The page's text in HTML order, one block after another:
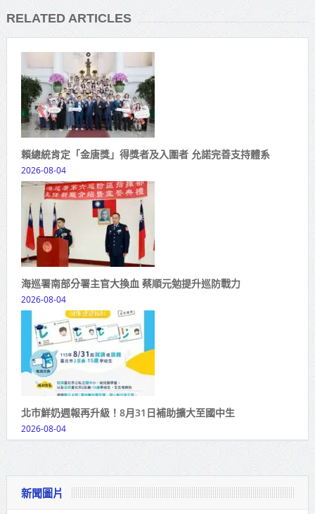
RELATED ARTICLES
賴總統肯定「金唐獎」得獎者及入圍者 允諾完善支持體系
2026-08-04
海巡署南部分署主官大換血 蔡順元勉提升巡防戰力
2026-08-04
北市鮮奶週報再升級！8月31日補助擴大至國中生
2026-08-04
新聞圖片